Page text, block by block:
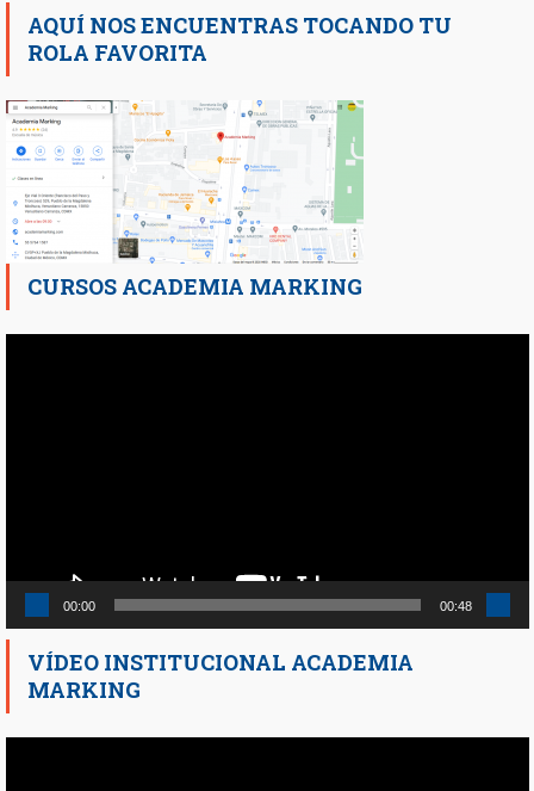
AQUÍ NOS ENCUENTRAS TOCANDO TU
ROLA FAVORITA
CURSOS ACADEMIA MARKING
00:00 00:48
VÍDEO INSTITUCIONAL ACADEMIA
MARKING